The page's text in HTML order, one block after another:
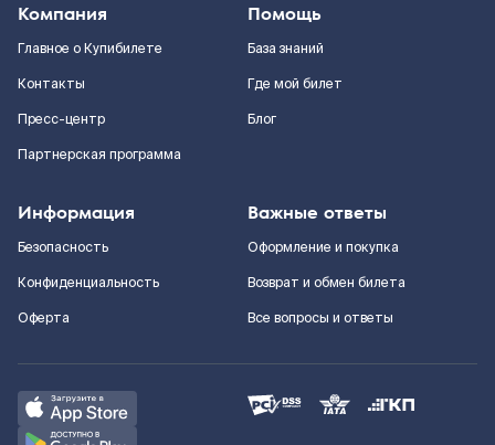
Компания
Главное о Купибилете
Контакты
Пресс-центр
Партнерская программа
Помощь
База знаний
Где мой билет
Блог
Информация
Безопасность
Конфиденциальность
Оферта
Важные ответы
Оформление и покупка
Возврат и обмен билета
Все вопросы и ответы